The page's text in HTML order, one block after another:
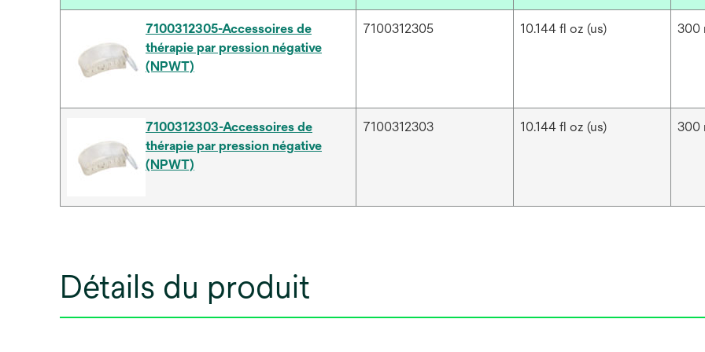
7100312305-Accessoires de
thérapie par pression négative
(NPWT)
7100312305 10.144 fl oz (us) 300
7100312303-Accessoires de
thérapie par pression négative
(NPWT)
7100312303 10.144 fl oz (us) 300
Détails du produit